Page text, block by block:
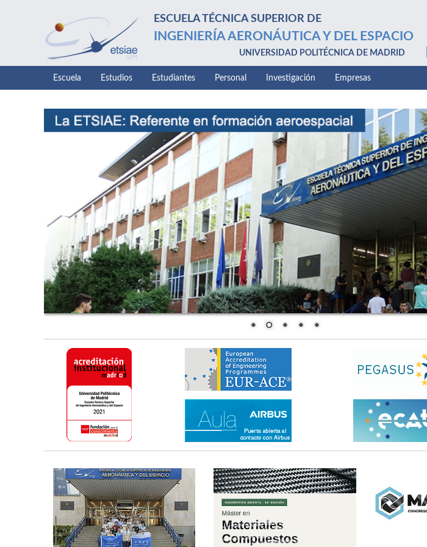
ESCUELA TÉCNICA SUPERIOR DE
INGENIERÍA AERONÁUTICA Y DEL ESPACIO
UNIVERSIDAD POLITÉCNICA DE MADRID
Escuela Estudios Estudiantes Personal Investigación Empresas